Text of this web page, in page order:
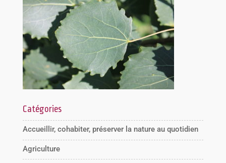
Catégories
Accueillir, cohabiter, préserver la nature au quotidien
Agriculture